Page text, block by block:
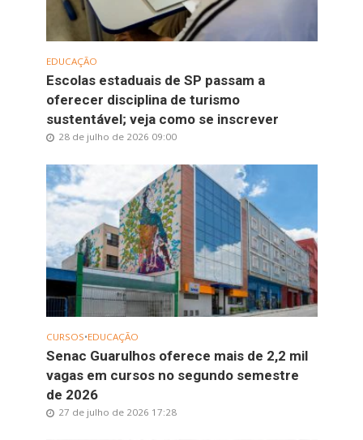
EDUCAÇÃO
Escolas estaduais de SP passam a
oferecer disciplina de turismo
sustentável; veja como se inscrever
28 de julho de 2026 09:00
CURSOS•EDUCAÇÃO
Senac Guarulhos oferece mais de 2,2 mil
vagas em cursos no segundo semestre
de 2026
27 de julho de 2026 17:28